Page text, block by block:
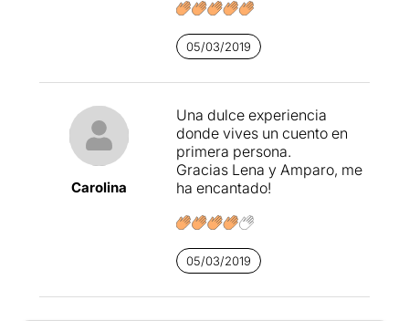
05/03/2019
Carolina
Una dulce experiencia
donde vives un cuento en
primera persona.
Gracias Lena y Amparo, me
ha encantado!
05/03/2019